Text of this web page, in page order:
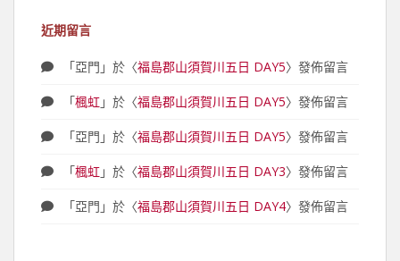
近期留言
「亞門 」於〈福島郡山須賀川五日 DAY5〉發佈留言
「楓虹」於〈福島郡山須賀川五日 DAY5〉發佈留言
「亞門 」於〈福島郡山須賀川五日 DAY5〉發佈留言
「楓虹」於〈福島郡山須賀川五日 DAY3〉發佈留言
「亞門 」於〈福島郡山須賀川五日 DAY4〉發佈留言